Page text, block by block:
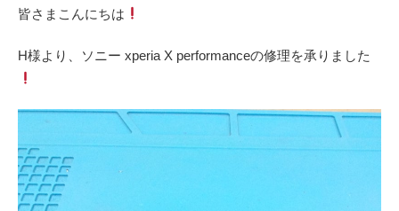
皆さまこんにちは
H様より、ソニー xperia X performanceの修理を承りました